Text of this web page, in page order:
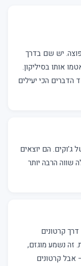
יש שם בדרך
אותו בסיליקון.
הכי יעילים
ג'וקים. הם יוצאים
שווה הרבה יותר
קרטונים
זה נשמע מוגזם,
אבל קרטונים